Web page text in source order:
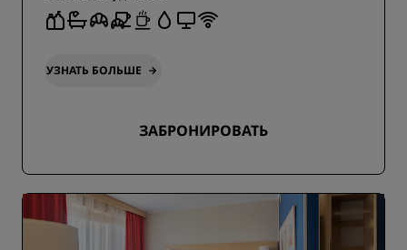
УЗНАТЬ БОЛЬШЕ
ЗАБРОНИРОВАТЬ